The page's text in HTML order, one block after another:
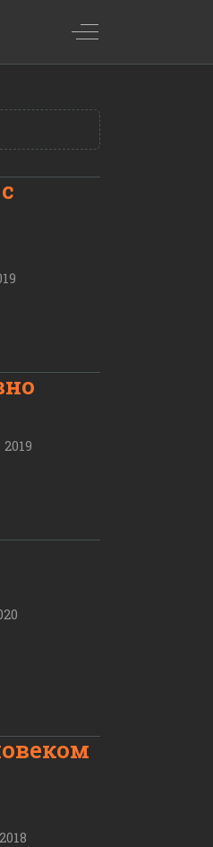
Off-Canvas